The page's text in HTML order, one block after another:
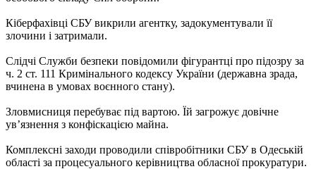
Кіберфахівці СБУ викрили агентку, задокументували її
злочини і затримали.
Слідчі Служби безпеки повідомили фігурантці про підозру за
ч. 2 ст. 111 Кримінального кодексу України (державна зрада,
вчинена в умовах воєнного стану).
Зловмисниця перебуває під вартою. Їй загрожує довічне
ув’язнення з конфіскацією майна.
Комплексні заходи проводили співробітники СБУ в Одеській
області за процесуального керівництва обласної прокуратури.